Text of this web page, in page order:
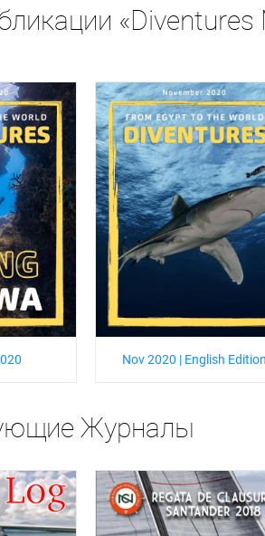
Nov 2020 | English
Журналы